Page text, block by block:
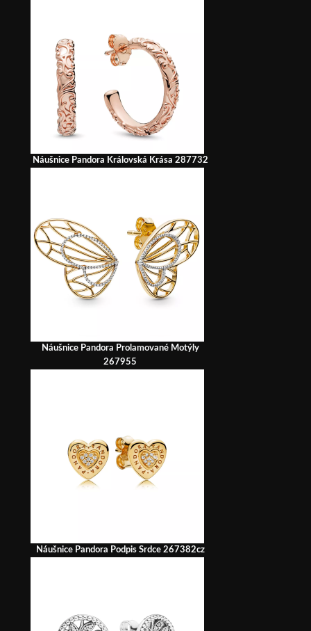
Náušnice Pandora Královská Krása 287732
Náušnice Pandora Prolamované Motýly
267955
Náušnice Pandora Podpis Srdce 267382cz